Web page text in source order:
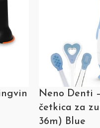
Neno Denti
četkica za
36m) Blue